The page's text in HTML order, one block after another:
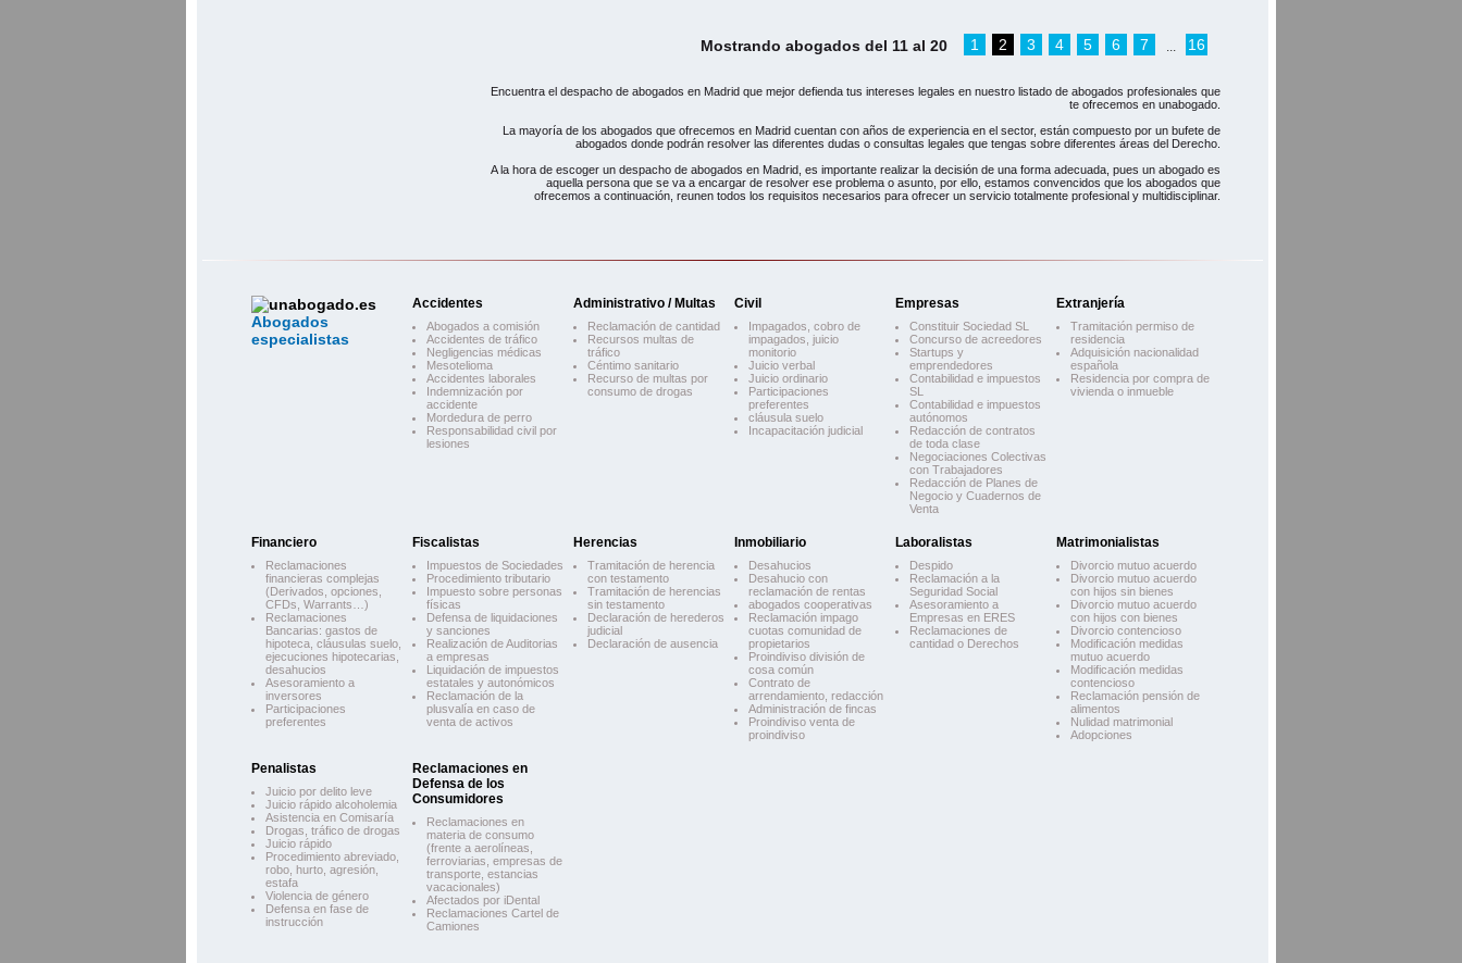
1 2 3 4 5 6 7 ... 16
Mostrando abogados del 11 al 20
Encuentra el despacho de abogados en Madrid que mejor defienda tus intereses legales en nuestro listado de abogados profesionales que
te ofrecemos en unabogado.
La mayoría de los abogados que ofrecemos en Madrid cuentan con años de experiencia en el sector, están compuesto por un bufete de
abogados donde podrán resolver las diferentes dudas o consultas legales que tengas sobre diferentes áreas del Derecho.
A la hora de escoger un despacho de abogados en Madrid, es importante realizar la decisión de una forma adecuada, pues un abogado es
aquella persona que se va a encargar de resolver ese problema o asunto, por ello, estamos convencidos que los abogados que
ofrecemos a continuación, reunen todos los requisitos necesarios para ofrecer un servicio totalmente profesional y multidisciplinar.
Abogados
especialistas
Accidentes
Abogados a comisión
Accidentes de tráfico
Negligencias médicas
Mesotelioma
Accidentes laborales
Indemnización por
accidente
Mordedura de perro
Responsabilidad civil por
lesiones
Administrativo / Multas
Reclamación de cantidad
Recursos multas de
tráfico
Céntimo sanitario
Recurso de multas por
consumo de drogas
Civil
Impagados, cobro de
impagados, juicio
monitorio
Juicio verbal
Juicio ordinario
Participaciones
preferentes
cláusula suelo
Incapacitación judicial
Empresas
Constituir Sociedad SL
Concurso de acreedores
Startups y
emprendedores
Contabilidad e impuestos
SL
Contabilidad e impuestos
autónomos
Redacción de contratos
de toda clase
Negociaciones Colectivas
con Trabajadores
Redacción de Planes de
Negocio y Cuadernos de
Venta
Extranjería
Tramitación permiso de
residencia
Adquisición nacionalidad
española
Residencia por compra de
vivienda o inmueble
Financiero
Reclamaciones
financieras complejas
(Derivados, opciones,
CFDs, Warrants…)
Reclamaciones
Bancarias: gastos de
hipoteca, cláusulas suelo,
ejecuciones hipotecarias,
desahucios
Asesoramiento a
inversores
Participaciones
preferentes
Fiscalistas
Impuestos de Sociedades
Procedimiento tributario
Impuesto sobre personas
físicas
Defensa de liquidaciones
y sanciones
Realización de Auditorias
a empresas
Liquidación de impuestos
estatales y autonómicos
Reclamación de la
plusvalía en caso de
venta de activos
Herencias
Tramitación de herencia
con testamento
Tramitación de herencias
sin testamento
Declaración de herederos
judicial
Declaración de ausencia
Inmobiliario
Desahucios
Desahucio con
reclamación de rentas
abogados cooperativas
Reclamación impago
cuotas comunidad de
propietarios
Proindiviso división de
cosa común
Contrato de
arrendamiento, redacción
Administración de fincas
Proindiviso venta de
proindiviso
Laboralistas
Despido
Reclamación a la
Seguridad Social
Asesoramiento a
Empresas en ERES
Reclamaciones de
cantidad o Derechos
Matrimonialistas
Divorcio mutuo acuerdo
Divorcio mutuo acuerdo
con hijos sin bienes
Divorcio mutuo acuerdo
con hijos con bienes
Divorcio contencioso
Modificación medidas
mutuo acuerdo
Modificación medidas
contencioso
Reclamación pensión de
alimentos
Nulidad matrimonial
Adopciones
Penalistas
Juicio por delito leve
Juicio rápido alcoholemia
Asistencia en Comisaría
Drogas, tráfico de drogas
Juicio rápido
Procedimiento abreviado,
robo, hurto, agresión,
estafa
Violencia de género
Defensa en fase de
instrucción
Reclamaciones en
Defensa de los
Consumidores
Reclamaciones en
materia de consumo
(frente a aerolíneas,
ferroviarias, empresas de
transporte, estancias
vacacionales)
Afectados por iDental
Reclamaciones Cartel de
Camiones